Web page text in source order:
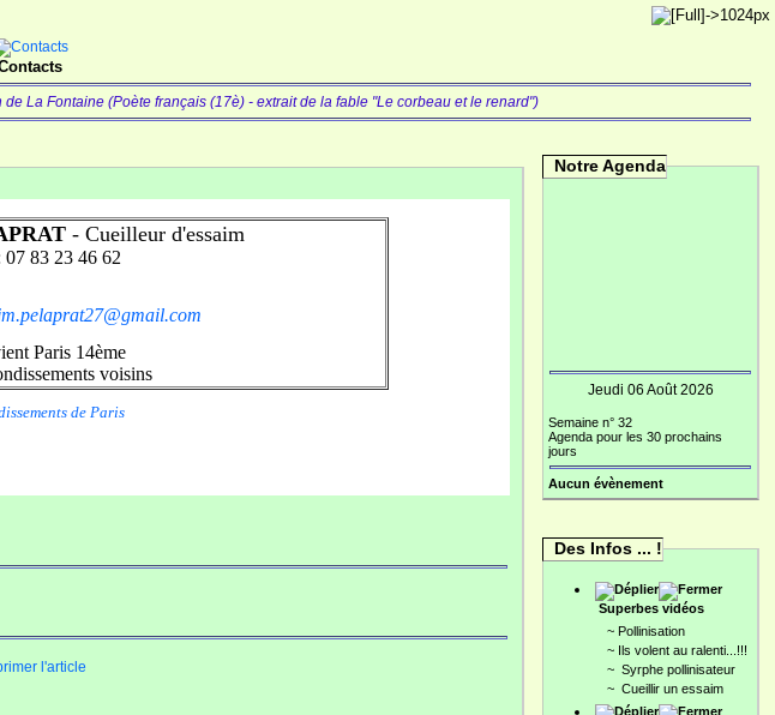
de La Fontaine (Poète français (17è) - extrait de la fable "Le corbeau et le renard")
- Cueilleur d'essaim
07 83 23 46 62
Paris 14ème
voisins
de Paris
l'article
Notre Agenda
Jeudi 06 Août 2026
Semaine n° 32
Agenda pour les 30 prochains
jours
Aucun évènement
Des Infos ... !
Superbes vidéos
~ Pollinisation
~ Ils volent au ralenti...!!!
~ Syrphe pollinisateur
~ Cueillir un essaim